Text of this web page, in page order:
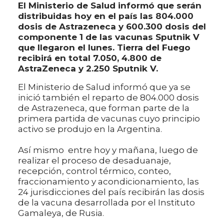
El Ministerio de Salud informó que serán
distribuidas hoy en el país las 804.000
dosis de Astrazeneca y 600.300 dosis del
componente 1 de las vacunas Sputnik V
que llegaron el lunes. Tierra del Fuego
recibirá en total 7.050, 4.800 de
AstraZeneca y 2.250 Sputnik V.
El Ministerio de Salud informó que ya se
inició también el reparto de 804.000 dosis
de Astrazeneca, que forman parte de la
primera partida de vacunas cuyo principio
activo se produjo en la Argentina.
Así mismo entre hoy y mañana, luego de
realizar el proceso de desaduanaje,
recepción, control térmico, conteo,
fraccionamiento y acondicionamiento, las
24 jurisdicciones del país recibirán las dosis
de la vacuna desarrollada por el Instituto
Gamaleya, de Rusia.